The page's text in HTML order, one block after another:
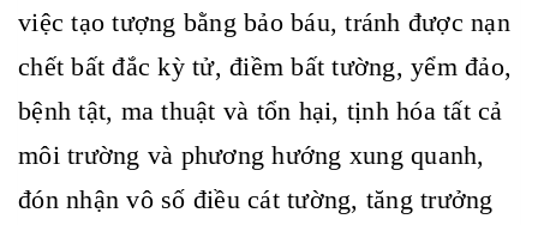
việc tạo tượng bằng bảo báu, tránh được nạn
chết bất đắc kỳ tử, điềm bất tường, yểm đảo,
bệnh tật, ma thuật và tổn hại, tịnh hóa tất cả
môi trường và phương hướng xung quanh,
đón nhận vô số điều cát tường, tăng trưởng